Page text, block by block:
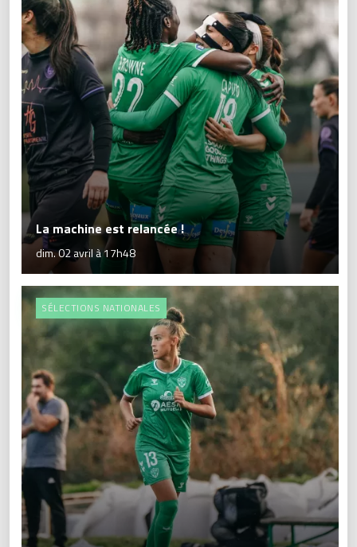
La machine est relancée !
dim. 02 avril à 17h48
SÉLECTIONS NATIONALES